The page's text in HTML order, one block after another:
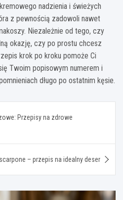
nadzienia i świeżych
z pewnością zadowoli nawet
Niezależnie od tego, czy
okazję, czy po prostu chcesz
krok po kroku pomoże Ci
Twoim popisowym numerem i
długo po ostatnim kęsie.
Przepisy na zdrowe
– przepis na idealny deser